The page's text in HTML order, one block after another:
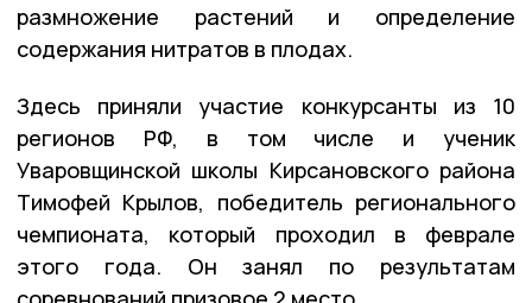
размножение растений и определение
содержания нитратов в плодах.
Здесь приняли участие конкурсанты из 10
регионов РФ, в том числе и ученик
Уваровщинской школы Кирсановского района
Тимофей Крылов, победитель регионального
чемпионата, который проходил в феврале
этого года. Он занял по результатам